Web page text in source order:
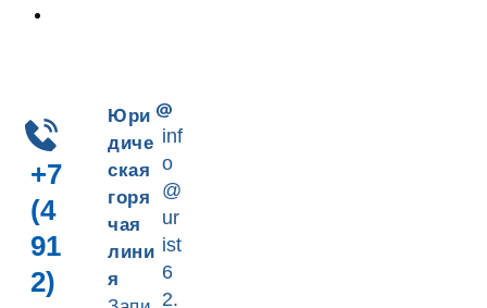
+7
(4
91
2)
Юри
диче
ская
горя
чая
лини
я
inf
o
@
ur
ist
6
2.